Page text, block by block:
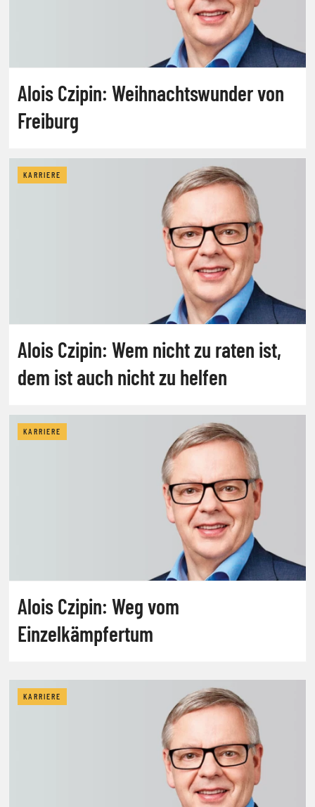
Alois Czipin: Weihnachtswunder von
Freiburg
KARRIERE
Alois Czipin: Wem nicht zu raten ist,
dem ist auch nicht zu helfen
KARRIERE
Alois Czipin: Weg vom
Einzelkämpfertum
KARRIERE